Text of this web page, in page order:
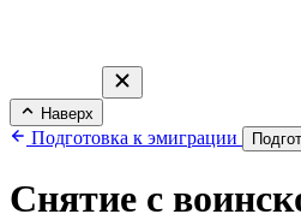
Наверх
Подготовка к эмиграции
Снятие с